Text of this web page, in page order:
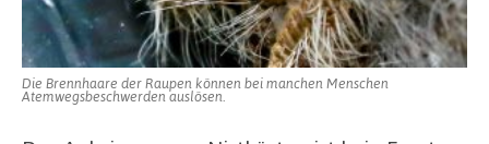
Die Brennhaare der Raupen können bei manchen Menschen
Atemwegsbeschwerden auslösen.